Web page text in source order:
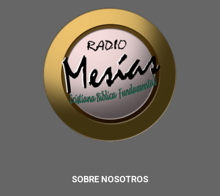
SOBRE NOSOTROS